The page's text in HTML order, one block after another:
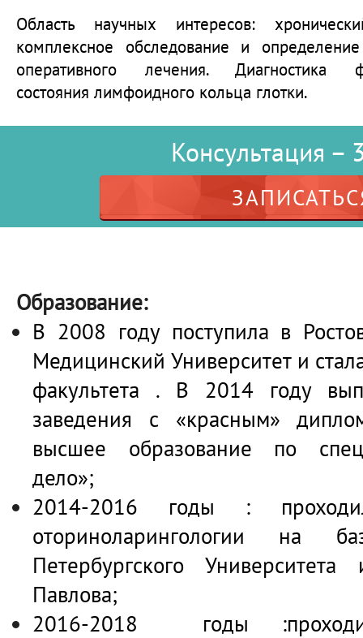
Область научных интересов:
комплексное обследование и
оперативного лечения. Диагностика
состояния лимфоидного кольца глотки.
Консультация –
Образование:
В 2008 году поступила в
Медицинский Университет и
факультета . В 2014 году
заведения с «красным»
высшее образование по
дело»;
2014-2016 годы :
оториноларингологии на
Петербургского
Павлова;
2016-2018 годы